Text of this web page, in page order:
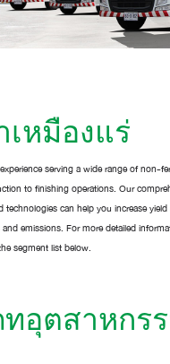
เหมืองแร่
serving a wide range of non-
to finishing operations. Our
technologies can help you increase
emissions. For more detailed
segment list below.
ทอุตสาหกร